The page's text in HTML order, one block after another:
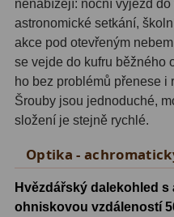
Rotátory34
Komponenty78
Adaptéry k okulárovým
nenabízejí: noční výjezd
astronomické setkání,
akce pod otevřeným
se vejde do kufru běžného
ho bez problémů přenese i
Šrouby jsou jednoduché,
složení je stejně rychlé.
Optika -
Hvězdářský dalekohled s
ohniskovou vzdáleností